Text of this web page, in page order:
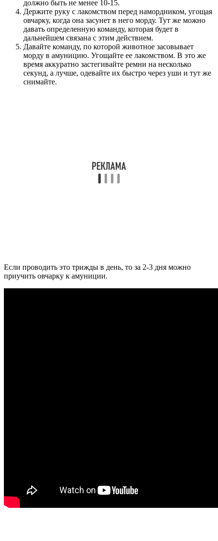
должно быть не менее 10-15.
Держите руку с лакомством перед намордником, угощая
овчарку, когда она засунет в него морду. Тут же можно
давать определенную команду, которая будет в
дальнейшем связана с этим действием.
Давайте команду, по которой животное засовывает
морду в амуницию. Угощайте ее лакомством. В это же
время аккуратно застегивайте ремни на несколько
секунд, а лучше, одевайте их быстро через уши и тут же
снимайте.
Если проводить это трижды в день, то за 2-3 дня можно
приучить овчарку к амуниции.